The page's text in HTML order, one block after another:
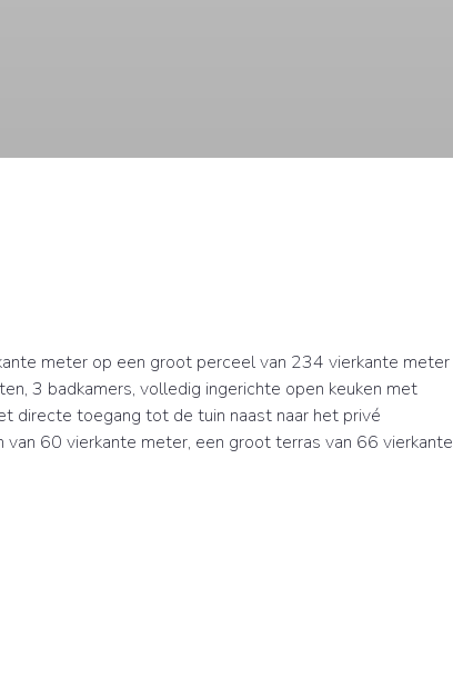
meter op een groot perceel van 234 vierkante meter
3 badkamers, volledig ingerichte open keuken met
directe toegang tot de tuin naast naar het privé
60 vierkante meter, een groot terras van 66 vierkante